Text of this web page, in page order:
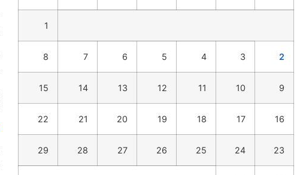
1
2
3
4
5
6
7
8
9
10
11
12
13
14
15
16
17
18
19
20
21
22
23
24
25
26
27
28
29